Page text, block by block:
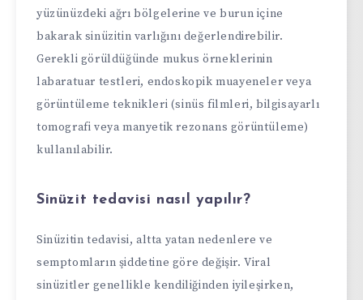
yüzünüzdeki ağrı bölgelerine ve burun içine
bakarak sinüzitin varlığını değerlendirebilir.
Gerekli görüldüğünde mukus örneklerinin
labaratuar testleri, endoskopik muayeneler veya
görüntüleme teknikleri (sinüs filmleri, bilgisayarlı
tomografi veya manyetik rezonans görüntüleme)
kullanılabilir.
Sinüzit tedavisi nasıl yapılır?
Sinüzitin tedavisi, altta yatan nedenlere ve
semptomların şiddetine göre değişir. Viral
sinüzitler genellikle kendiliğinden iyileşirken,